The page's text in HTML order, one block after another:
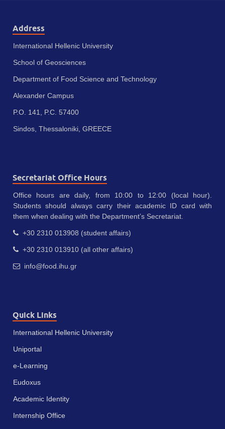
Address
International Hellenic University
School of Geosciences
Department of Food Science and Technology
Alexander Campus
P.O. 141, P.C. 57400
Sindos, Thessaloniki, GREECE
Secretariat Office Hours
Office hours are daily, from 10:00 to 12:00 (local hour).
Students should always carry their academic ID card with
them when dealing with the Department’s Secretariat.
+30 2310 013908 (student affairs)
+30 2310 013910 (all other affairs)
info@food.ihu.gr
Quick Links
International Hellenic University
Uniportal
e-Learning
Eudoxus
Academic Identity
Internship Office